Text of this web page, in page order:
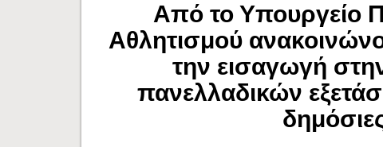
Από το Υπουργείο
Αθλητισμού
την εισαγωγή
πανελλαδικών